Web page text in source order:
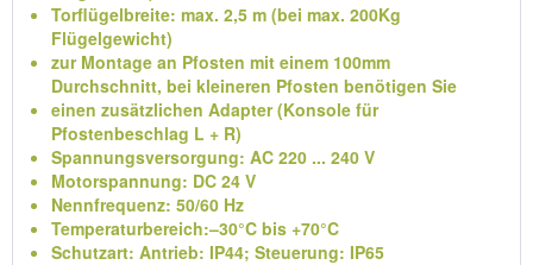
Torflügelbreite: max. 2,5 m (bei max. 200Kg
Flügelgewicht)
zur Montage an Pfosten mit einem 100mm
Durchschnitt, bei kleineren Pfosten benötigen Sie
einen zusätzlichen Adapter (Konsole für
Pfostenbeschlag L + R)
Spannungsversorgung: AC 220 ... 240 V
Motorspannung: DC 24 V
Nennfrequenz: 50/60 Hz
Temperaturbereich:–30°C bis +70°C
Schutzart: Antrieb: IP44; Steuerung: IP65